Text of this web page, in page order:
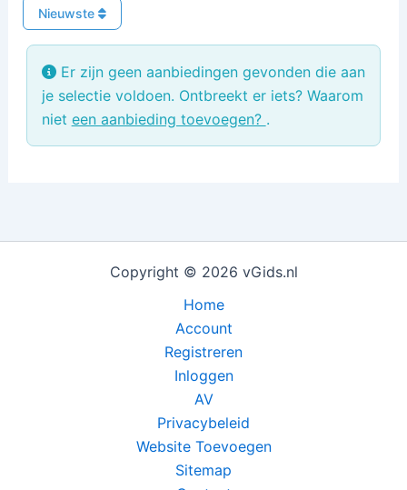
Nieuwste
Er zijn geen aanbiedingen gevonden die aan
je selectie voldoen. Ontbreekt er iets? Waarom
niet een aanbieding toevoegen? .
Copyright © 2026 vGids.nl
Home
Account
Registreren
Inloggen
AV
Privacybeleid
Website Toevoegen
Sitemap